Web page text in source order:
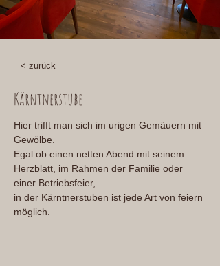
< zurück
Kärntnerstube
Hier trifft man sich im urigen Gemäuern mit
Gewölbe.
Egal ob einen netten Abend mit seinem
Herzblatt, im Rahmen der Familie oder
einer Betriebsfeier,
in der Kärntnerstuben ist jede Art von feiern
möglich.